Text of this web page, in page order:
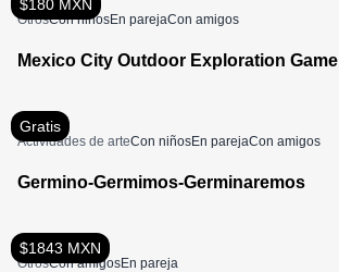
$180 MXN
OtrosCon niñosEn parejaCon amigos
Mexico City Outdoor Exploration Game
Gratis
Actividades de arteCon niñosEn parejaCon amigos
Germino-Germimos-Germinaremos
$1843 MXN
OtrosCon amigosEn pareja